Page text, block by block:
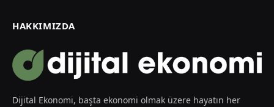
HAKKIMIZDA
Dijital Ekonomi, başta ekonomi olmak üzere hayatın her